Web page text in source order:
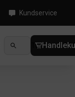
Kundservice
NYHETER